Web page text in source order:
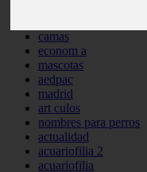
camas
econom a
mascotas
aedpac
madrid
art culos
nombres para perros
actualidad
acuariofilia 2
acuariofilia